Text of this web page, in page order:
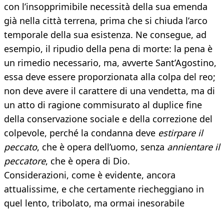
con l’insopprimibile necessità della sua emenda
già nella città terrena, prima che si chiuda l’arco
temporale della sua esistenza. Ne consegue, ad
esempio, il ripudio della pena di morte: la pena è
un rimedio necessario, ma, avverte Sant’Agostino,
essa deve essere proporzionata alla colpa del reo;
non deve avere il carattere di una vendetta, ma di
un atto di ragione commisurato al duplice fine
della conservazione sociale e della correzione del
colpevole, perché la condanna deve estirpare il
peccato, che è opera dell’uomo, senza annientare il
peccatore, che è opera di Dio.
Considerazioni, come è evidente, ancora
attualissime, e che certamente riecheggiano in
quel lento, tribolato, ma ormai inesorabile